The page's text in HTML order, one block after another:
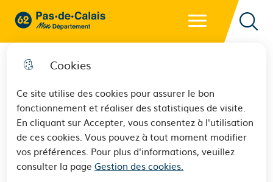
Cookies
Ce site utilise des cookies pour assurer le bon
fonctionnement et réaliser des statistiques de visite.
En cliquant sur Accepter, vous consentez à l'utilisation
de ces cookies. Vous pouvez à tout moment modifier
vos préférences. Pour plus d'informations, veuillez
consulter la pageGestion des cookies.
62 - Pas-de-Calais Mon Département - Retour à l'accueil
25ème édition du Arras Film
Festival du 8 au 17 novembre
2024